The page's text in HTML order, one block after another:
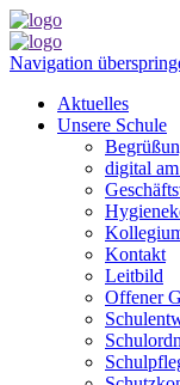
Navigation
Aktuelles
Unsere Schule
digital
Kontakt
Leitbild
Offener